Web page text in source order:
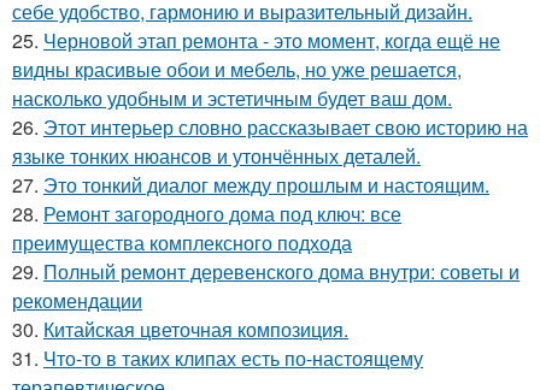
себе удобство, гармонию и выразительный дизайн.
25. Черновой этап ремонта - это момент, когда ещё не
видны красивые обои и мебель, но уже решается,
насколько удобным и эстетичным будет ваш дом.
26. Этот интерьер словно рассказывает свою историю на
языке тонких нюансов и утончённых деталей.
27. Это тонкий диалог между прошлым и настоящим.
28. Ремонт загородного дома под ключ: все
преимущества комплексного подхода
29. Полный ремонт деревенского дома внутри: советы и
рекомендации
30. Китайская цветочная композиция.
31. Что-то в таких клипах есть по-настоящему